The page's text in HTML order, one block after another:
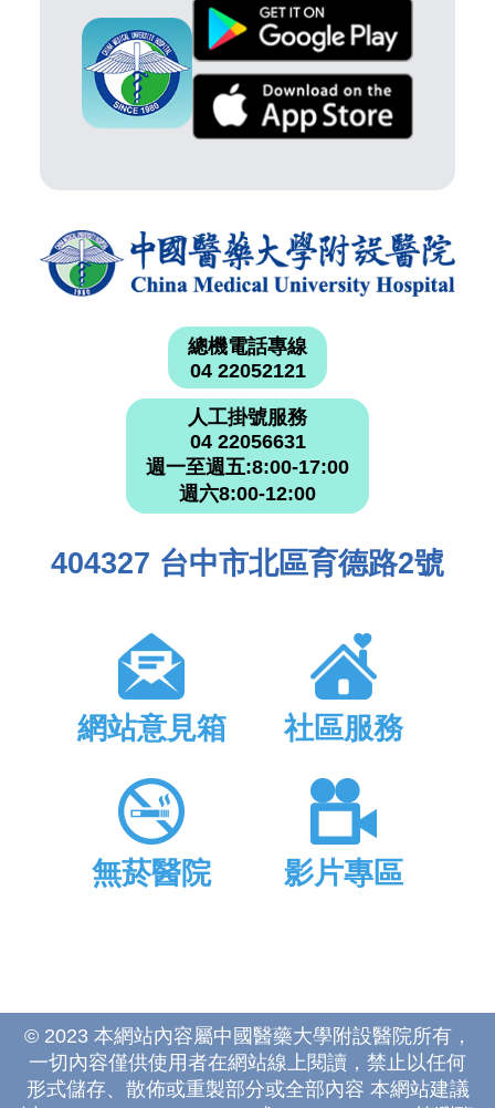
總機電話專線
04 22052121
人工掛號服務
04 22056631
週一至週五:8:00-17:00
週六8:00-12:00
404327 台中市北區育德路2號
網站意見箱 社區服務
無菸醫院 影片專區
© 2023 本網站內容屬中國醫藥大學附設醫院所有，
一切內容僅供使用者在網站線上閱讀，禁止以任何
形式儲存、散佈或重製部分或全部內容 本網站建議